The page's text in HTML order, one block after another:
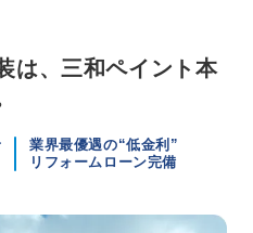
は、三和ペイント本
業界最優遇の“低金利”
リフォームローン完備